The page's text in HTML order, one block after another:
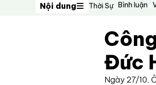
Nội dung
Nội dung Thời Sự Bình luận
Đức
Ngày 27/10,